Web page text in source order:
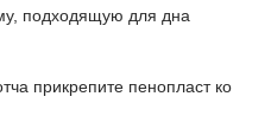
подходящую для дна
прикрепите пенопласт ко